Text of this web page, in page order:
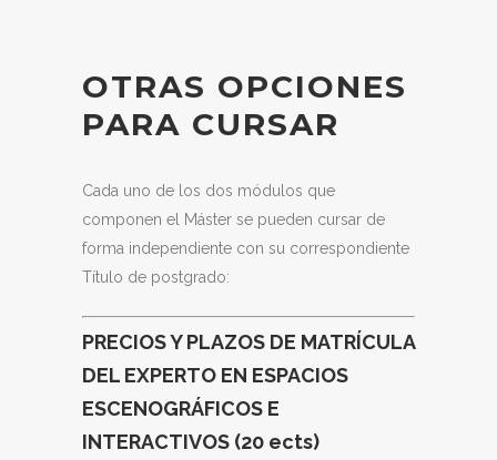
OTRAS OPCIONES
PARA CURSAR
Cada uno de los dos módulos que
componen el Máster se pueden cursar de
forma independiente con su correspondiente
Título de postgrado:
PRECIOS Y PLAZOS DE MATRÍCULA
DEL EXPERTO EN ESPACIOS
ESCENOGRÁFICOS E
INTERACTIVOS (20 ects)